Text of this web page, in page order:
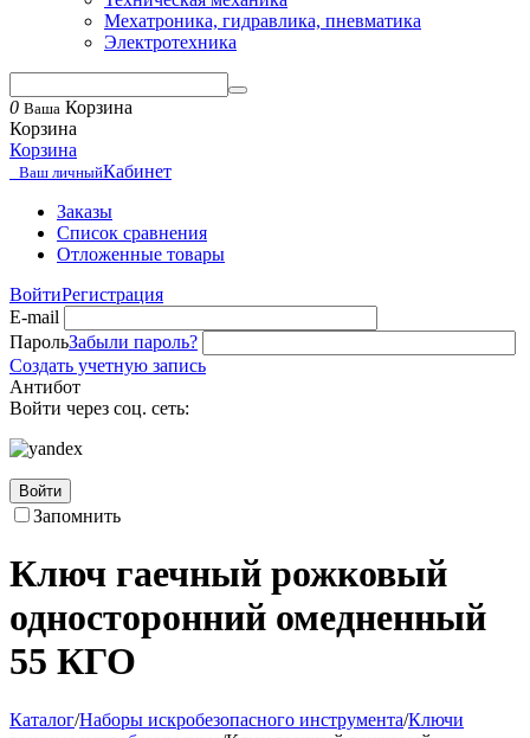
Мехатроника, гидравлика, пневматика
Электротехника
0 Ваша Корзина
Корзина
Корзина
Ваш личныйКабинет
Заказы
Список сравнения
Отложенные товары
ВойтиРегистрация
E-mail
ПарольЗабыли пароль?
Создать учетную запись
Антибот
Войти через соц. сеть:
Войти
Запомнить
Ключ гаечный рожковый
односторонний омедненный
55 КГО
Каталог/Наборы искробезопасного инструмента/Ключи